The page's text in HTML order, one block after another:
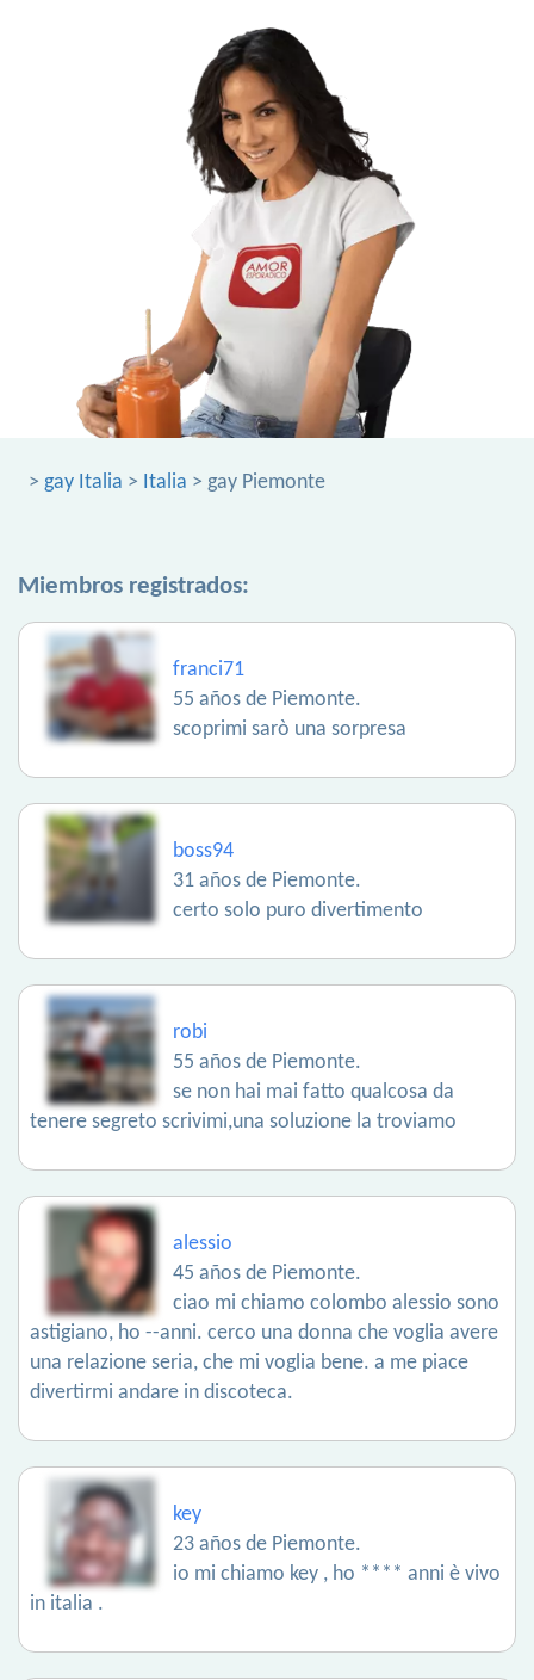
> gay Italia > Italia > gay Piemonte
Miembros registrados:
franci71
55 años de Piemonte.
scoprimi sarò una sorpresa
boss94
31 años de Piemonte.
certo solo puro divertimento
robi
55 años de Piemonte.
se non hai mai fatto qualcosa da
tenere segreto scrivimi,una soluzione la troviamo
alessio
45 años de Piemonte.
ciao mi chiamo colombo alessio sono
astigiano, ho --anni. cerco una donna che voglia avere
una relazione seria, che mi voglia bene. a me piace
divertirmi andare in discoteca.
key
23 años de Piemonte.
io mi chiamo key , ho **** anni è vivo
in italia .